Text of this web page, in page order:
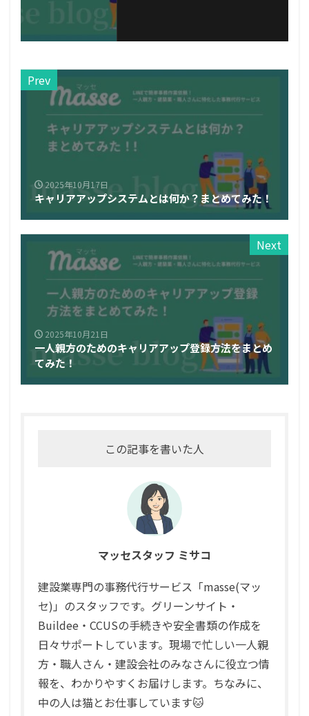
Prev
2025年10月17日
キャリアアップシステムとは何か？まとめてみた！
Next
2025年10月21日
一人親方のためのキャリアアップ登録方法をまとめ
てみた！
この記事を書いた人
マッセスタッフ ミサコ
建設業専門の事務代行サービス「masse(マッ
セ)」のスタッフです。グリーンサイト・
Buildee・CCUSの手続きや安全書類の作成を
日々サポートしています。現場で忙しい一人親
方・職人さん・建設会社のみなさんに役立つ情
報を、わかりやすくお届けします。ちなみに、
中の人は猫とお仕事しています🐱